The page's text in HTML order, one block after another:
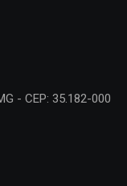
- CEP: 35.182-000